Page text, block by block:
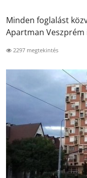
Minden foglalást
Apartman Veszprém
2297 megtekintés